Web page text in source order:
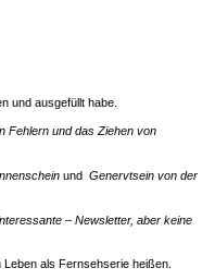
und ausgefüllt habe.
Fehlern und das Ziehen von
und Genervtsein von der
– Newsletter, aber keine
Leben als Fernsehserie heißen.